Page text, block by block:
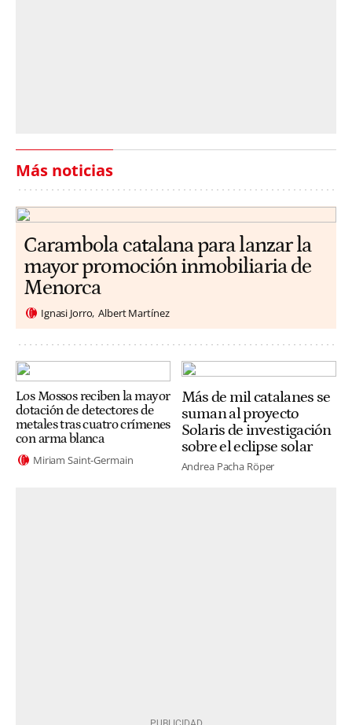
Más noticias
Carambola catalana para lanzar la
mayor promoción inmobiliaria de
Menorca
Ignasi Jorro Albert Martínez
Los Mossos reciben la mayor
dotación de detectores de
metales tras cuatro crímenes
con arma blanca
Miriam Saint-Germain
Más de mil catalanes se
suman al proyecto
Solaris de investigación
sobre el eclipse solar
Andrea Pacha Röper